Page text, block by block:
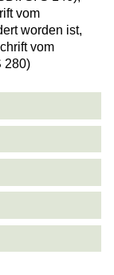
vom
worden ist,
vom
280)